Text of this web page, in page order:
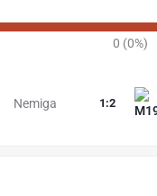
0 (0%)
Nemiga 1 :2